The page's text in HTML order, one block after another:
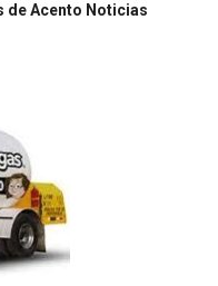
de Acento Noticias